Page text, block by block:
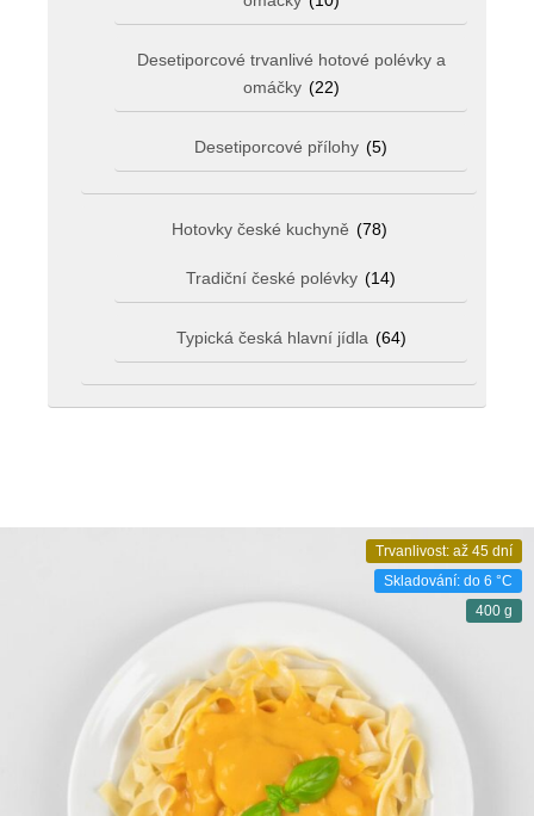
Trvanlivost: až 45 dní
Skladování: do 6 °C
400 g
Desetiporcové trvanlivé hotové polévky a
omáčky (22)
Desetiporcové přílohy (5)
Hotovky české kuchyně (78)
Tradiční české polévky (14)
Typická česká hlavní jídla (64)